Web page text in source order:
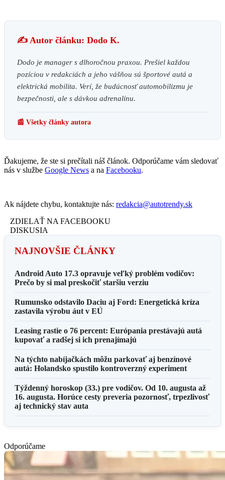
✍️ Autor článku: Dodo K.
Dodo je manager s dlhoročnou praxou. Prešiel každou
pozíciou v redakciách a jeho vášňou sú športové autá a
elektrická mobilita. Verí, že budúcnosť automobilizmu je
bezpečnosti, ale s dávkou adrenalínu.
📰 Všetky články autora
Ďakujeme, že ste si prečítali náš článok. Odporúčame vám sledovať
nás v službe Google News a na Facebooku.
Ak nájdete chybu, kontaktujte nás: redakcia@autotrendy.sk
ZDIELAŤ NA FACEBOOKU
DISKUSIA
NAJNOVŠIE ČLÁNKY
Android Auto 17.3 opravuje veľký problém vodičov:
Prečo by si mal preskočiť staršiu verziu
Rumunsko odstavilo Daciu aj Ford: Energetická kríza
zastavila výrobu áut v EÚ
Leasing rastie o 76 percent: Európania prestávajú autá
kupovať a radšej si ich prenajímajú
Na týchto nabíjačkách môžu parkovať aj benzínové
autá: Holandsko spustilo kontroverzný experiment
Týždenný horoskop (33.) pre vodičov. Od 10. augusta až
16. augusta. Horúce cesty preveria pozornosť, trpezlivosť
aj technický stav auta
Odporúčame